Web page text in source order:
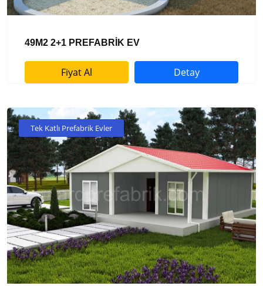
49M2 2+1 PREFABRİK EV
Fiyat Al Detay
Tek Katlı Prefabrik Evler